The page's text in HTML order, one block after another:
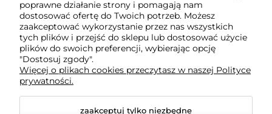
POMOC
INFORMACJE
O NAS
poprawne działanie strony i pomagają nam
dostosować ofertę do Twoich potrzeb. Możesz
zaakceptować wykorzystanie przez nas wszystkich
tych plików i przejść do sklepu lub dostosować użycie
plików do swoich preferencji, wybierając opcję
"Dostosuj zgody".
Więcej o plikach cookies przeczytasz w naszej Polityce
prywatności.
zaakceptuj tylko niezbędne